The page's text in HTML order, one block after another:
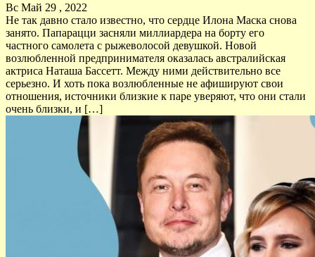
Вс Май 29 , 2022
Не так давно стало известно, что сердце Илона Маска снова
занято. Папарацци засняли миллиардера на борту его
частного самолета с рыжеволосой девушкой. Новой
возлюбленной предпринимателя оказалась австралийская
актриса Наташа Бассетт. Между ними действительно все
серьезно. И хоть пока возлюбленные не афишируют свои
отношения, источники близкие к паре уверяют, что они стали
очень близки, и […]